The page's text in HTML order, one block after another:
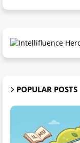
POPULAR POSTS